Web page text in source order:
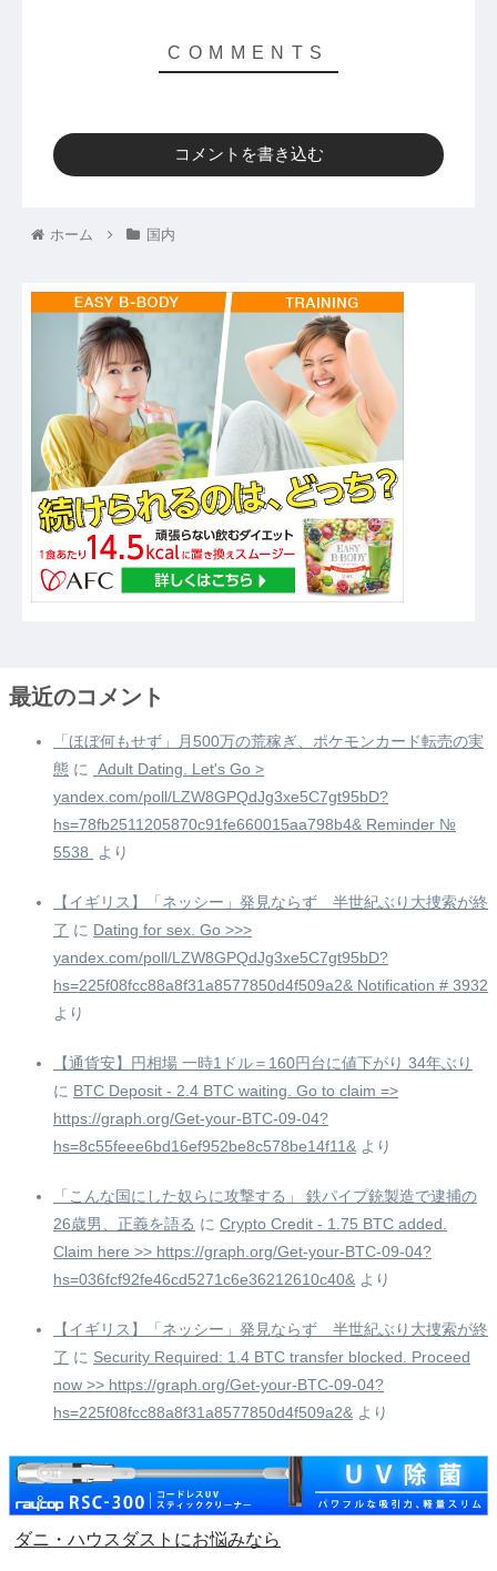
コメントを書き込む
ホーム 国内
最近のコメント
「ほぼ何もせず」月500万の荒稼ぎ、ポケモンカード転売の実
態 に ️ Adult Dating. Let's Go >
yandex.com/poll/LZW8GPQdJg3xe5C7gt95bD?
hs=78fb2511205870c91fe660015aa798b4& Reminder №
5538 ️
より
【イギリス】「ネッシー」発見ならず 半世紀ぶり大捜索が終
了 に Dating for sex. Go >>>
yandex.com/poll/LZW8GPQdJg3xe5C7gt95bD?
hs=225f08fcc88a8f31a8577850d4f509a2& Notification # 3932
より
【通貨安】円相場 一時1ドル＝160円台に値下がり 34年ぶり
に BTC Deposit - 2.4 BTC waiting. Go to claim =>
https://graph.org/Get-your-BTC-09-04?
hs=8c55feee6bd16ef952be8c578be14f11& より
「こんな国にした奴らに攻撃する」 鉄パイプ銃製造で逮捕の
26歳男、正義を語る に Crypto Credit - 1.75 BTC added.
Claim here >> https://graph.org/Get-your-BTC-09-04?
hs=036fcf92fe46cd5271c6e36212610c40& より
【イギリス】「ネッシー」発見ならず 半世紀ぶり大捜索が終
了 に Security Required: 1.4 BTC transfer blocked. Proceed
now >> https://graph.org/Get-your-BTC-09-04?
hs=225f08fcc88a8f31a8577850d4f509a2& より
ダニ・ハウスダストにお悩みなら